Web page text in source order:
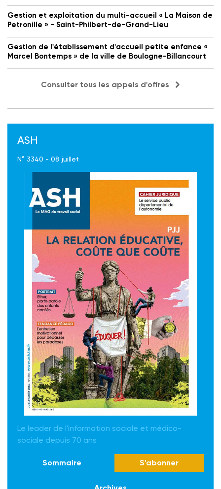
Gestion et exploitation du multi-accueil « La Maison de
Petronille » - Saint-Philbert-de-Grand-Lieu
Gestion de l'établissement d'accueil petite enfance «
Marcel Bontemps » de la ville de Boulogne-Billancourt
Consulter tous les appels d'offres
ASH
N° 3340 - 08 juillet
Le leader de l'information sociale et médico-
sociale depuis 70 ans
Sommaire S'abonner